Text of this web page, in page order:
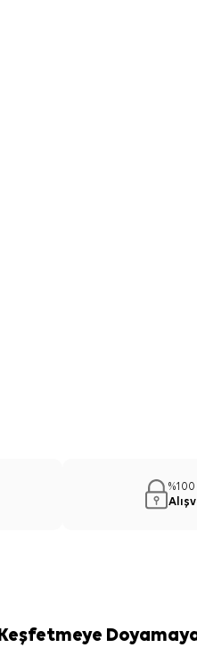
Keşfetmeye